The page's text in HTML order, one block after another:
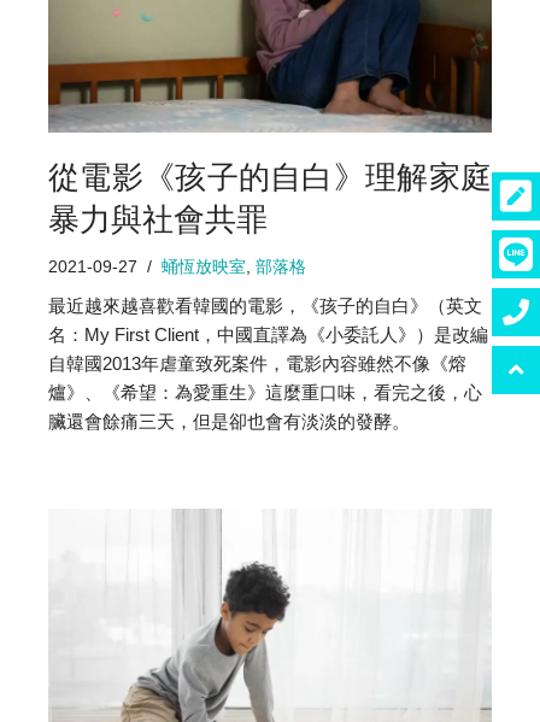
從電影《孩子的自白》理解家庭
暴力與社會共罪
2021-09-27 蛹恆放映室 部落格
最近越來越喜歡看韓國的電影，《孩子的自白》（英文
名：My First Client，中國直譯為《小委託人》）是改編
自韓國2013年虐童致死案件，電影內容雖然不像《熔
爐》、《希望：為愛重生》這麼重口味，看完之後，心
臟還會餘痛三天，但是卻也會有淡淡的發酵。